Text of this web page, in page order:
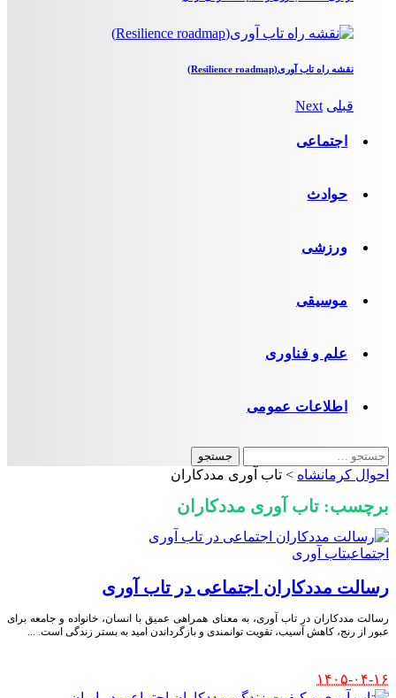
نقشه راه تاب آوری(Resilience roadmap)
قبلی Next
اجتماعی
حوادث
ورزشی
موسیقی
علم و فناوری
اطلاعات عمومی
جستجو
برای:
احوال کرمانشاه > تاب آوری مددکاران
برچسب: تاب آوری مددکاران
اجتماعیتاب آوری
رسالت مددکاران اجتماعی در تاب آوری
رسالت مددکاران در تاب آوری، به معنای همراهی عمیق با انسان، خانواده و جامعه برای
عبور از رنج، کاهش آسیب، تقویت توانمندی و بازگرداندن امید به بستر زندگی است. ...
by
۱۴۰۵-۰۴-۱۶